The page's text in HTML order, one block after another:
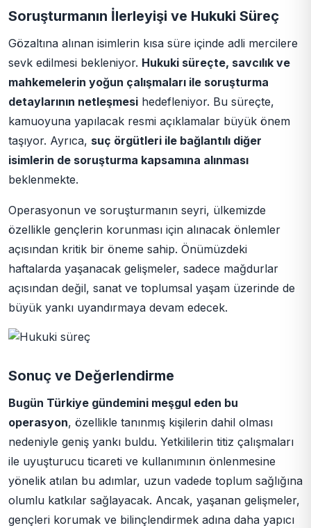
Soruşturmanın İlerleyişi ve Hukuki Süreç
Gözaltına alınan isimlerin kısa süre içinde adli mercilere
sevk edilmesi bekleniyor. Hukuki süreçte, savcılık ve
mahkemelerin yoğun çalışmaları ile soruşturma
detaylarının netleşmesi hedefleniyor. Bu süreçte,
kamuoyuna yapılacak resmi açıklamalar büyük önem
taşıyor. Ayrıca, suç örgütleri ile bağlantılı diğer
isimlerin de soruşturma kapsamına alınması
beklenmekte.
Operasyonun ve soruşturmanın seyri, ülkemizde
özellikle gençlerin korunması için alınacak önlemler
açısından kritik bir öneme sahip. Önümüzdeki
haftalarda yaşanacak gelişmeler, sadece mağdurlar
açısından değil, sanat ve toplumsal yaşam üzerinde de
büyük yankı uyandırmaya devam edecek.
Sonuç ve Değerlendirme
Bugün Türkiye gündemini meşgul eden bu
operasyon, özellikle tanınmış kişilerin dahil olması
nedeniyle geniş yankı buldu. Yetkililerin titiz çalışmaları
ile uyuşturucu ticareti ve kullanımının önlenmesine
yönelik atılan bu adımlar, uzun vadede toplum sağlığına
olumlu katkılar sağlayacak. Ancak, yaşanan gelişmeler,
gençleri korumak ve bilinçlendirmek adına daha yapıcı